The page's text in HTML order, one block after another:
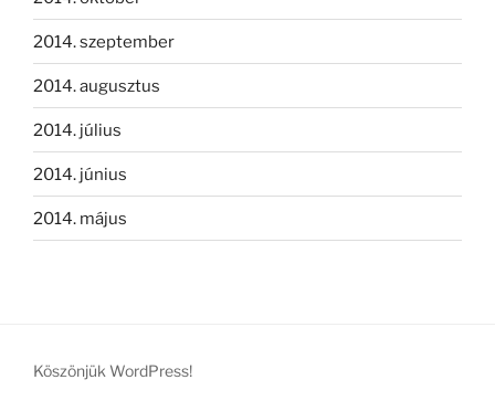
2014. szeptember
2014. augusztus
2014. július
2014. június
2014. május
Köszönjük WordPress!